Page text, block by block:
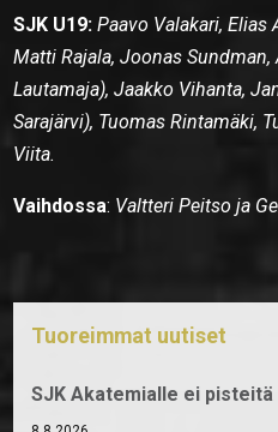
SJK U19: Paavo Valakari, Elias
Matti Rajala, Joonas Sundman,
Lautamaja), Jaakko Vihanta,
Sarajärvi), Tuomas Rintamäki,
Viita.
Vaihdossa: Valtteri Peitso ja
Tuoreimmat uutiset
SJK Akatemialle ei